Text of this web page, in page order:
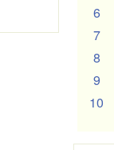
6
7
8
9
10